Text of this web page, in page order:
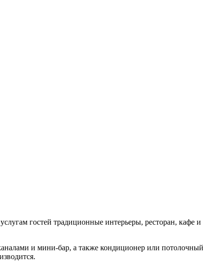
гостей традиционные интерьеры, ресторан, кафе
и мини-бар, а также кондиционер или